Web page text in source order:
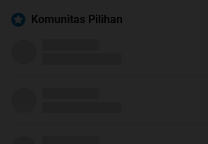
Komunitas Pilihan